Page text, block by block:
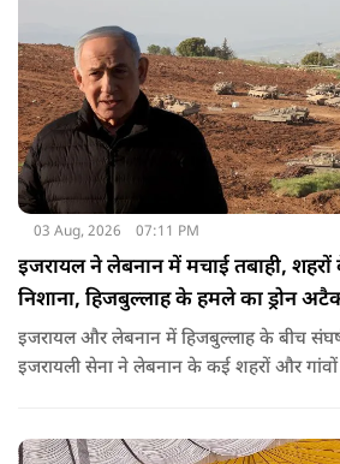
03 Aug, 2026 07:11 PM
इजरायल ने लेबनान में मचाई तबाही,
निशाना, हिजबुल्लाह के हमले का ड्रोन
इजरायल और लेबनान में हिजबुल्लाह के बीच
इजरायली सेना ने लेबनान के कई शहरों और गांवों